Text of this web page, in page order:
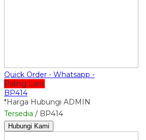
Quick Order - Whatsapp -
Paling Laris
BP414
*Harga Hubungi ADMIN
Tersedia / BP414
Hubungi Kami